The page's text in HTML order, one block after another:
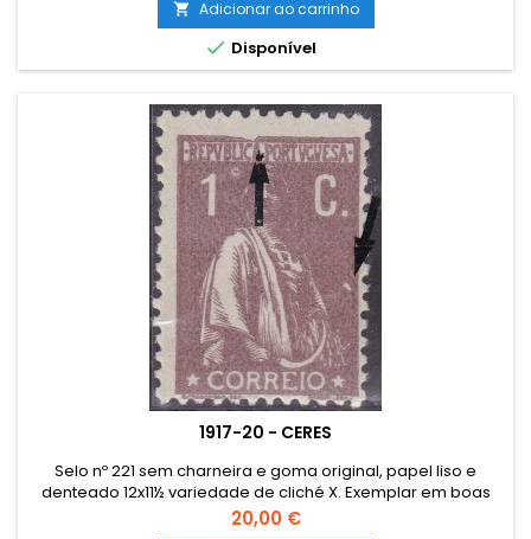
 Adicionar ao carrinho
 Disponível
1917-20 - CERES
Selo nº 221 sem charneira e goma original, papel liso e
denteado 12x11½ variedade de cliché X. Exemplar em boas
condições.
Preço
20,00 €